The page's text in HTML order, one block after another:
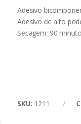
Adesivo
Adesivo de alto
Secagem: 90
SKU: 1211